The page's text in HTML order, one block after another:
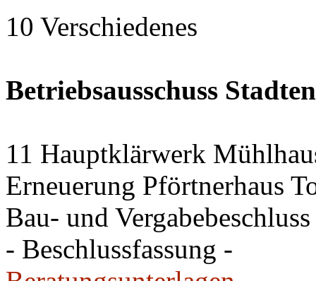
10 Verschiedenes
Betriebsausschuss
11 Hauptklärwerk
Erneuerung Pförtnerhaus
Bau- und Vergabebeschluss
- Beschlussfassung -